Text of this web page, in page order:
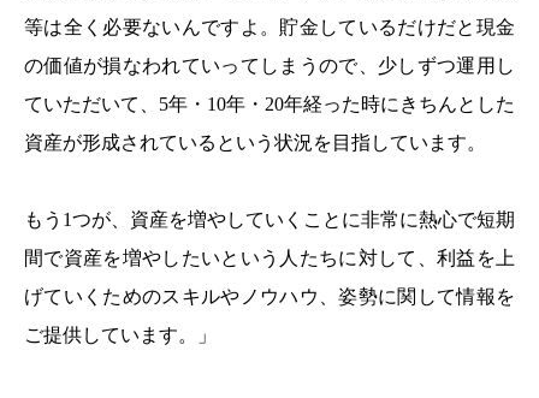
等は全く必要ないんですよ。貯金しているだけだと現金
の価値が損なわれていってしまうので、少しずつ運用し
ていただいて、5年・10年・20年経った時にきちんとした
資産が形成されているという状況を目指しています。
もう1つが、資産を増やしていくことに非常に熱心で短期
間で資産を増やしたいという人たちに対して、利益を上
げていくためのスキルやノウハウ、姿勢に関して情報を
ご提供しています。」